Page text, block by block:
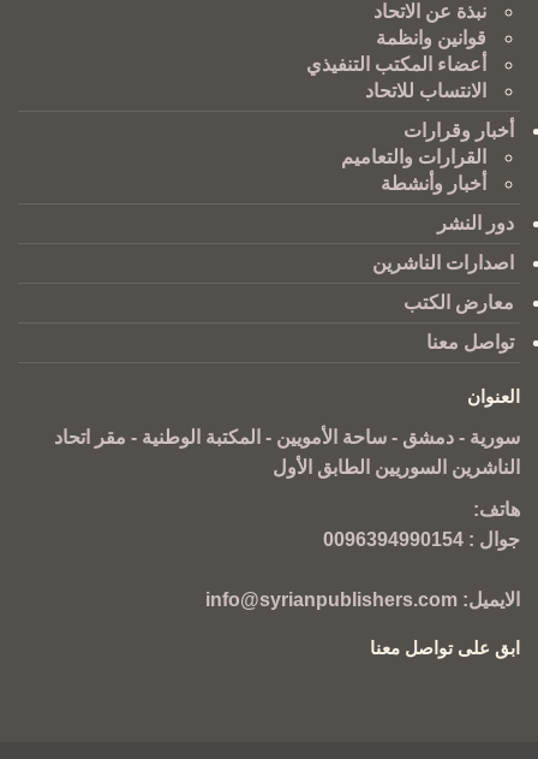
نبذة عن الاتحاد
قوانين وانظمة
أعضاء المكتب التنفيذي
الانتساب للاتحاد
أخبار وقرارات
القرارات والتعاميم
أخبار وأنشطة
دور النشر
اصدارات الناشرين
معارض الكتب
تواصل معنا
العنوان
سورية - دمشق - ساحة الأمويين - المكتبة الوطنية - مقر اتحاد
الناشرين السوريين الطابق الأول
هاتف:
جوال : 0096394990154
الايميل: info@syrianpublishers.com
ابق على تواصل معنا